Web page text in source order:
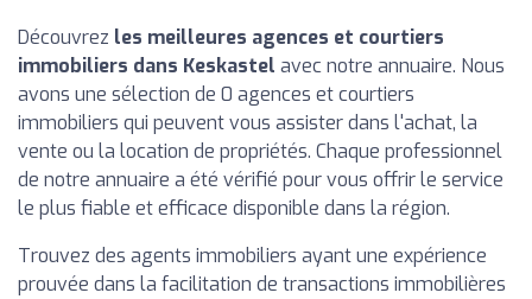
Découvrez les meilleures agences et courtiers
immobiliers dans Keskastel avec notre annuaire. Nous
avons une sélection de 0 agences et courtiers
immobiliers qui peuvent vous assister dans l'achat, la
vente ou la location de propriétés. Chaque professionnel
de notre annuaire a été vérifié pour vous offrir le service
le plus fiable et efficace disponible dans la région.
Trouvez des agents immobiliers ayant une expérience
prouvée dans la facilitation de transactions immobilières